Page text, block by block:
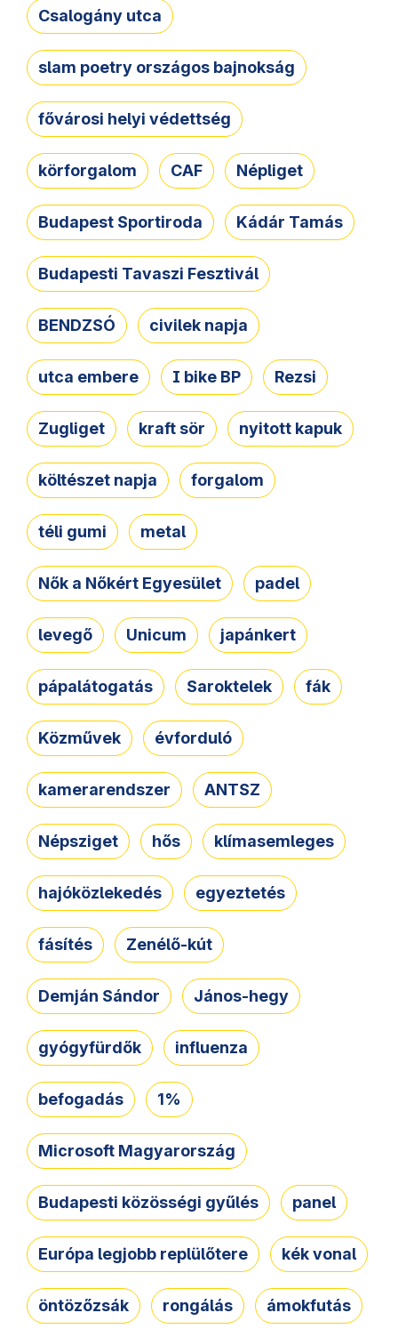
Csalogány utca
slam poetry országos bajnokság
fővárosi helyi védettség
körforgalom CAF Népliget
Budapest Sportiroda Kádár Tamás
Budapesti Tavaszi Fesztivál
BENDZSÓ civilek napja
utca embere I bike BP Rezsi
Zugliget kraft sör nyitott kapuk
költészet napja forgalom
téli gumi metal
Nők a Nőkért Egyesület padel
levegő Unicum japánkert
pápalátogatás Saroktelek fák
Közművek évforduló
kamerarendszer ANTSZ
Népsziget hős klímasemleges
hajóközlekedés egyeztetés
fásítés Zenélő-kút
Demján Sándor János-hegy
gyógyfürdők influenza
befogadás 1%
Microsoft Magyarország
Budapesti közösségi gyűlés panel
Európa legjobb replülőtere kék vonal
öntözőzsák rongálás ámokfutás